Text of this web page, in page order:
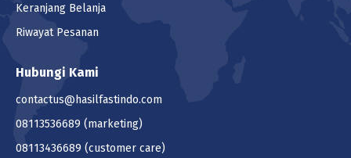
Keranjang Belanja
Riwayat Pesanan
Hubungi Kami
contactus@hasilfastindo.com
08113536689 (marketing)
08113436689 (customer care)